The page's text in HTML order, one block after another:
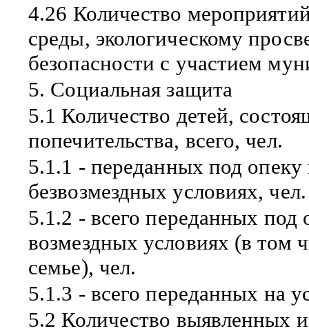
4.26 Количество
среды, экологическому
безопасности с участием
5. Социальная защита
5.1 Количество детей,
попечительства, всего, чел.
5.1.1 - переданных под опеку
безвозмездных условиях, чел.
5.1.2 - всего переданных под
возмездных условиях (в том
семье), чел.
5.1.3 - всего переданных на
5.2 Количество выявленных